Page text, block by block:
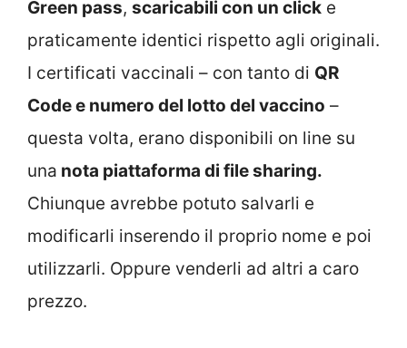
Green pass, scaricabili con un click e
praticamente identici rispetto agli originali.
I certificati vaccinali – con tanto di QR
Code e numero del lotto del vaccino –
questa volta, erano disponibili on line su
una nota piattaforma di file sharing.
Chiunque avrebbe potuto salvarli e
modificarli inserendo il proprio nome e poi
utilizzarli. Oppure venderli ad altri a caro
prezzo.